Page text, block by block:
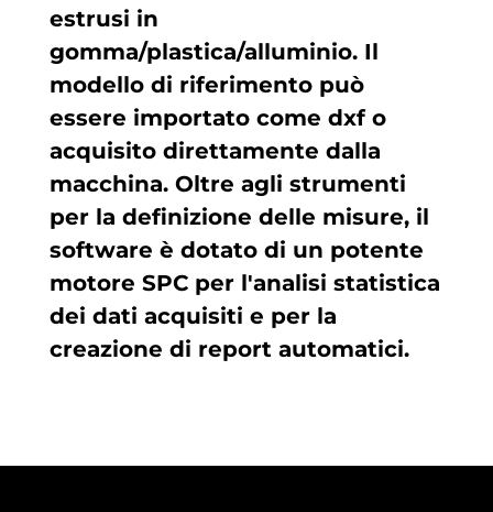
estrusi in
gomma/plastica/alluminio. Il
modello di riferimento può
essere importato come dxf o
acquisito direttamente dalla
macchina. Oltre agli strumenti
per la definizione delle misure, il
software è dotato di un potente
motore SPC per l'analisi statistica
dei dati acquisiti e per la
creazione di report automatici.